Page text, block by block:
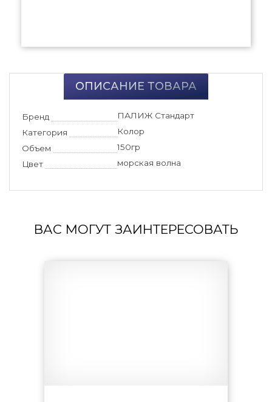
ОПИСАНИЕ ТОВАРА
Бренд
ПАЛИЖ Стандарт
Категория
Колор
Объем
150гр
Цвет
морская волна
ВАС МОГУТ ЗАИНТЕРЕСОВАТЬ